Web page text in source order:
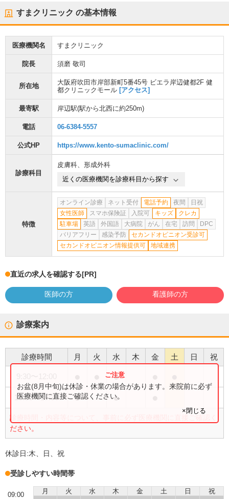
すまクリニック の基本情報
医療機関名 すまクリニック
院長 須磨 敬司
所在地
大阪府吹田市岸部新町5番45号 ビエラ岸辺健都2F 健
都クリニックモール [アクセス]
最寄駅 岸辺駅(駅から北西に約250m)
電話 06-6384-5557
公式HP https://www.kento-sumaclinic.com/
診療科目
皮膚科、 形成外科
近くの医療機関を診療科目から探す
特徴
オンライン診療 ネット受付 電話予約 夜間
日祝
女性医師
スマホ保険証 入院可 キッズ
クレカ
駐車場
英語 外国語 大病院 がん 在宅 訪問
DPC
バリアフリー
感染予防
セカンドオピニオン受診可
セカンドオピニオン情報提供可
地域連携
直近の求人を確認する[PR]
医師の方 看護師の方
診療案内
診療時間 月 火 水 木 金 土 日 祝
●
15:00〜17:30 ● ●
診療時間・内容等について、事前に必ず医療機関に直接ご確認く
ださい。
お盆(8月中旬)は休診・休業の場合があります。来院前に必ず
医療機関に直接ご確認ください。
×閉じる
休診日:木、日、祝
受診しやすい時間帯
月 火 水 木 金 土 日 祝
09:00